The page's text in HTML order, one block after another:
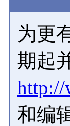
为更
期起
http://
和编